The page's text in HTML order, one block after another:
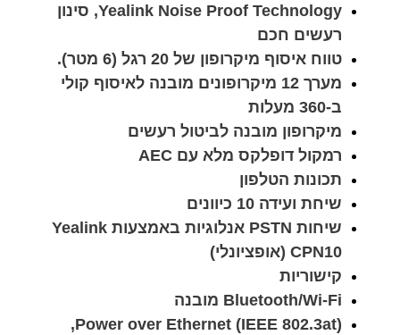
Yealink Noise Proof Technology, סינון
רעשים חכם
טווח איסוף מיקרופון של 20 רגל (6 מטר).
מערך 12 מיקרופונים מובנה לאיסוף קולי
ב-360 מעלות
מיקרופון מובנה לביטול רעשים
רמקול דופלקס מלא עם AEC
תכונות הטלפון
שיחת ועידה 10 כיוונים
שיחות PSTN אנלוגיות באמצעות Yealink
CPN10 (אופציונלי)
קישוריות
Bluetooth/Wi-Fi מובנה
Power over Ethernet (IEEE 802.3at),